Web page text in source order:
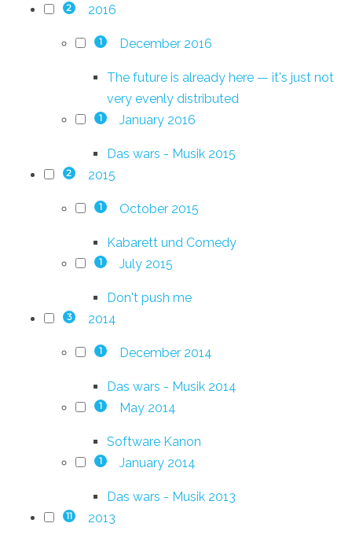
2 2016
1 December 2016
The future is already here — it's just not
very evenly distributed
1 January 2016
Das wars - Musik 2015
2 2015
1 October 2015
Kabarett und Comedy
1 July 2015
Don't push me
3 2014
1 December 2014
Das wars - Musik 2014
1 May 2014
Software Kanon
1 January 2014
Das wars - Musik 2013
11 2013